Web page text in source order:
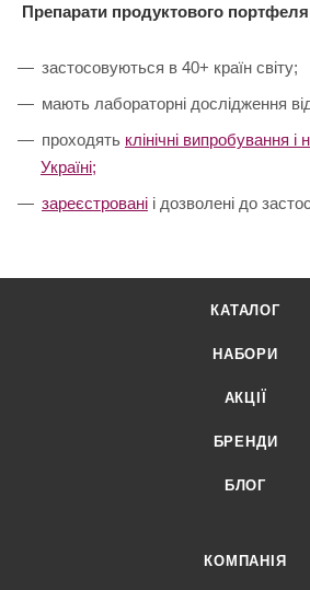
Препарати продуктового
застосовуються в 40+ країн світу;
мають лабораторні дослідження
проходять клінічні випробування
Україні;
зареєстровані і дозволені до
КАТАЛОГ
НАБОРИ
АКЦІЇ
БРЕНДИ
БЛОГ
КОМПАНІЯ